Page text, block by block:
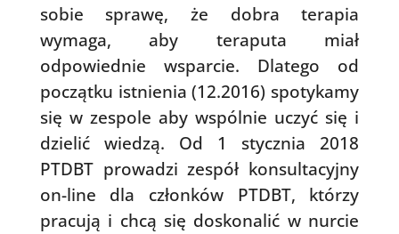
sobie sprawę, że dobra terapia
wymaga, aby teraputa miał
odpowiednie wsparcie. Dlatego od
początku istnienia (12.2016) spotykamy
się w zespole aby wspólnie uczyć się i
dzielić wiedzą. Od 1 stycznia 2018
PTDBT prowadzi zespół konsultacyjny
on-line dla członków PTDBT, którzy
pracują i chcą się doskonalić w nurcie